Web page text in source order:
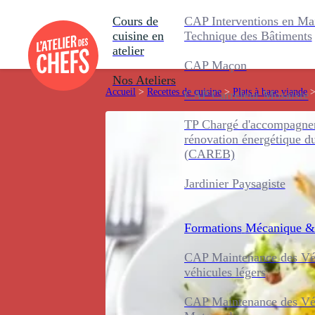
Cours de
cuisine en
atelier
Nos Ateliers
CAP Interventions en
Technique des Bâtiments
CAP Maçon
CAP Carreleur Mosaïste
TP Chargé
rénovation énergétique
(CAREB)
Jardinier Paysagiste
Formations Mécanique
CAP Maintenance des
véhicules légers
CAP Maintenance des
Accueil > Recettes de cuisine > Plats à base viande >